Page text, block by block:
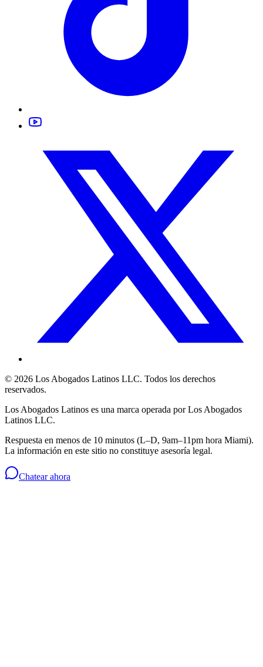
© 2026 Los Abogados Latinos LLC. Todos los derechos
reservados.
Los Abogados Latinos es una marca operada porLos Abogados
Latinos LLC.
Respuesta en menos de 10 minutos (L–D, 9am–11pm hora Miami).
La información en este sitio no constituye asesoría legal.
Chatear ahora